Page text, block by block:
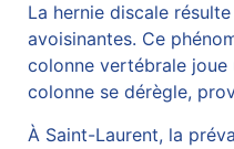
La hernie discale
avoisinantes. Ce
colonne vertébrale joue
colonne se dérègle,
À Saint-Laurent, la